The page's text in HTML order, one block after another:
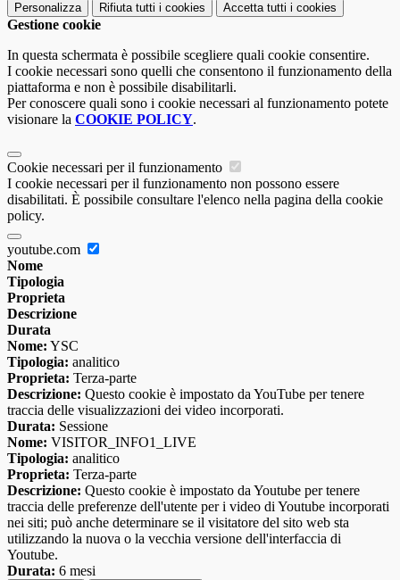
Personalizza Rifiuta tutti i cookies Accetta tutti i cookies
Gestione cookie
In questa schermata è possibile scegliere quali cookie consentire.
I cookie necessari sono quelli che consentono il funzionamento della
piattaforma e non è possibile disabilitarli.
Per conoscere quali sono i cookie necessari al funzionamento potete
visionare la COOKIE POLICY.
Cookie necessari per il funzionamento
I cookie necessari per il funzionamento non possono essere
disabilitati. È possibile consultare l'elenco nella pagina della cookie
policy.
youtube.com
Nome
Tipologia
Proprieta
Descrizione
Durata
Nome: YSC
Tipologia: analitico
Proprieta: Terza-parte
Descrizione: Questo cookie è impostato da YouTube per tenere
traccia delle visualizzazioni dei video incorporati.
Durata: Sessione
Nome: VISITOR_INFO1_LIVE
Tipologia: analitico
Proprieta: Terza-parte
Descrizione: Questo cookie è impostato da Youtube per tenere
traccia delle preferenze dell'utente per i video di Youtube incorporati
nei siti; può anche determinare se il visitatore del sito web sta
utilizzando la nuova o la vecchia versione dell'interfaccia di
Youtube.
Durata: 6 mesi